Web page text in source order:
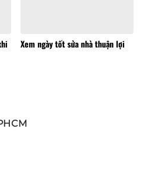
Xem ngày tốt sửa nhà thuận lợi